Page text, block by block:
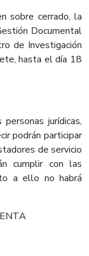
sobre cerrado, la
Documental
de Investigación
hasta el día 18
jurídicas,
podrán participar
de servicio
cumplir con las
a ello no habrá